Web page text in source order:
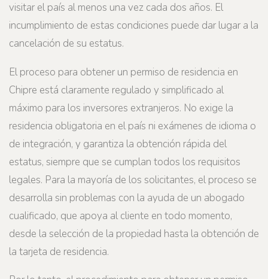
visitar el país al menos una vez cada dos años. El
incumplimiento de estas condiciones puede dar lugar a la
cancelación de su estatus.
El proceso para obtener un permiso de residencia en
Chipre está claramente regulado y simplificado al
máximo para los inversores extranjeros. No exige la
residencia obligatoria en el país ni exámenes de idioma o
de integración, y garantiza la obtención rápida del
estatus, siempre que se cumplan todos los requisitos
legales. Para la mayoría de los solicitantes, el proceso se
desarrolla sin problemas con la ayuda de un abogado
cualificado, que apoya al cliente en todo momento,
desde la selección de la propiedad hasta la obtención de
la tarjeta de residencia.